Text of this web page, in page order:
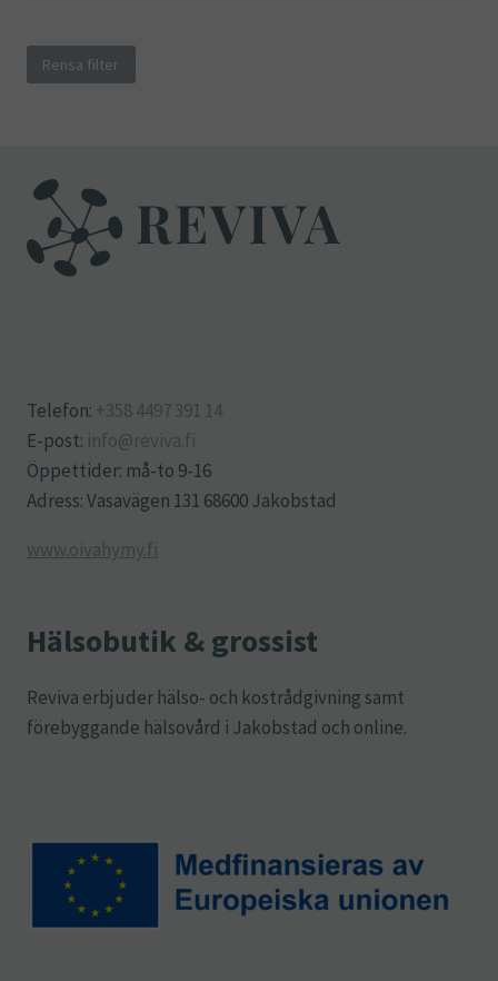
Rensa filter
Telefon: +358 4497 391 14
E-post: info@reviva.fi
Öppettider: må-to 9-16
Adress: Vasavägen 131 68600 Jakobstad
www.oivahymy.fi
Hälsobutik & grossist
Reviva erbjuder hälso- och kostrådgivning samt
förebyggande hälsovård i Jakobstad och online.